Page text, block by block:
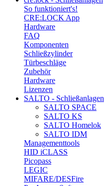
So funktioniert's!
CRE:LOCK App
Hardware
FAQ
Komponenten
Schließzylinder
Türbeschläge
Zubehör
Hardware
Lizenzen
SALTO - Schließanlagen
SALTO SPACE
SALTO KS
SALTO Homelok
SALTO IDM
Managementtools
HID iCLASS
Picopass
LEGIC
MIFARE/DESFire